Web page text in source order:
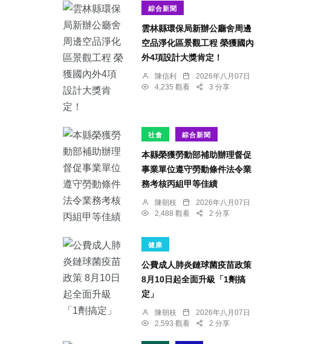
綜合新聞
雲林縣環保局新辦公廳舍周邊
空品淨化區景觀工程 榮獲國內
外4項設計大獎肯定！
陳信利
2026年八月07日
4,235 觀看
3 分享
社會 綜合新聞
本縣榮獲勞動部補助辦理督促
事業單位遵守勞動條件法令業
務考核丙組甲等佳績
陳朝枝
2026年八月07日
2,488 觀看
2 分享
健康
公費成人肺炎鏈球菌疫苗政策
8月10日起全面升級「1劑搞
定」
陳朝枝
2026年八月07日
2,593 觀看
2 分享